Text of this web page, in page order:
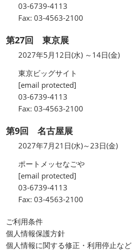
03-6739-4113
Fax: 03-4563-2100
第27回 東京展
2027年5月12日(水) ～14日(金)
東京ビッグサイト
[email protected]
03-6739-4113
Fax: 03-4563-2100
第9回 名古屋展
2027年7月21日(水)～23日(金)
ポートメッセなごや
[email protected]
03-6739-4113
Fax: 03-4563-2100
ご利用条件
個人情報保護方針
個人情報に関する修正・利用停止など